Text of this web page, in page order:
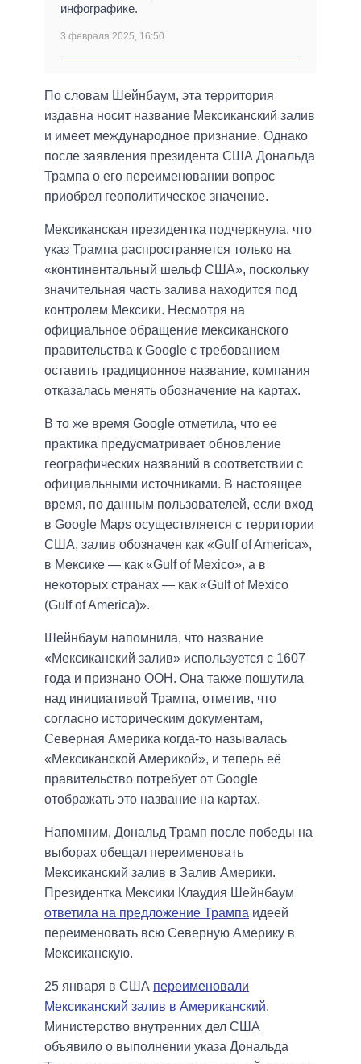
инфографике.
3 февраля 2025, 16:50
По словам Шейнбаум, эта территория
издавна носит название Мексиканский залив
и имеет международное признание. Однако
после заявления президента США Дональда
Трампа о его переименовании вопрос
приобрел геополитическое значение.
Мексиканская президентка подчеркнула, что
указ Трампа распространяется только на
«континентальный шельф США», поскольку
значительная часть залива находится под
контролем Мексики. Несмотря на
официальное обращение мексиканского
правительства к Google с требованием
оставить традиционное название, компания
отказалась менять обозначение на картах.
В то же время Google отметила, что ее
практика предусматривает обновление
географических названий в соответствии с
официальными источниками. В настоящее
время, по данным пользователей, если вход
в Google Maps осуществляется с территории
США, залив обозначен как «Gulf of America»,
в Мексике — как «Gulf of Mexico», а в
некоторых странах — как «Gulf of Mexico
(Gulf of America)».
Шейнбаум напомнила, что название
«Мексиканский залив» используется с 1607
года и признано ООН. Она также пошутила
над инициативой Трампа, отметив, что
согласно историческим документам,
Северная Америка когда-то называлась
«Мексиканской Америкой», и теперь её
правительство потребует от Google
отображать это название на картах.
Напомним, Дональд Трамп после победы на
выборах обещал переименовать
Мексиканский залив в Залив Америки.
Президентка Мексики Клаудия Шейнбаум
ответила на предложение Трампа идеей
переименовать всю Северную Америку в
Мексиканскую.
25 января в США переименовали
Мексиканский залив в Американский.
Министерство внутренних дел США
объявило о выполнении указа Дональда